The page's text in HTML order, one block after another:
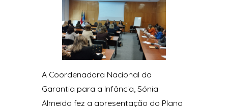
A Coordenadora Nacional da
Garantia para a Infância, Sónia
Almeida fez a apresentação do Plano